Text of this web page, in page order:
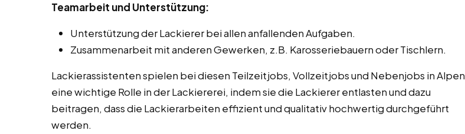
Teamarbeit und Unterstützung:
Unterstützung der Lackierer bei allen anfallenden Aufgaben.
Zusammenarbeit mit anderen Gewerken, z.B. Karosseriebauern oder Tischlern.
Lackierassistenten spielen bei diesen Teilzeitjobs, Vollzeitjobs und Nebenjobs in Alpen
eine wichtige Rolle in der Lackiererei, indem sie die Lackierer entlasten und dazu
beitragen, dass die Lackierarbeiten effizient und qualitativ hochwertig durchgeführt
werden.